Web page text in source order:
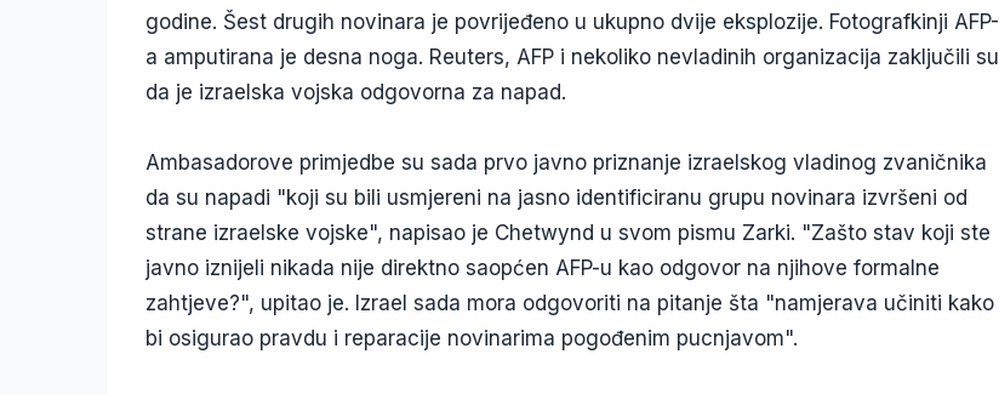
godine. Šest drugih novinara je povrijeđeno u ukupno dvije eksplozije. Fotografkinji AFP-
a amputirana je desna noga. Reuters, AFP i nekoliko nevladinih organizacija zaključili su
da je izraelska vojska odgovorna za napad.
Ambasadorove primjedbe su sada prvo javno priznanje izraelskog vladinog zvaničnika
da su napadi "koji su bili usmjereni na jasno identificiranu grupu novinara izvršeni od
strane izraelske vojske", napisao je Chetwynd u svom pismu Zarki. "Zašto stav koji ste
javno iznijeli nikada nije direktno saopćen AFP-u kao odgovor na njihove formalne
zahtjeve?", upitao je. Izrael sada mora odgovoriti na pitanje šta "namjerava učiniti kako
bi osigurao pravdu i reparacije novinarima pogođenim pucnjavom".